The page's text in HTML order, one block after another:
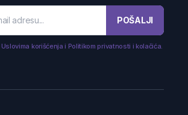
POŠALJI
Uslovima korišćenja i Politikom privatnosti i kolačića.